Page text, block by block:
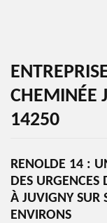
CHEMINÉE
14250
RENOLDE 14 :
DES URGENCES
À JUVIGNY SUR
ENVIRONS